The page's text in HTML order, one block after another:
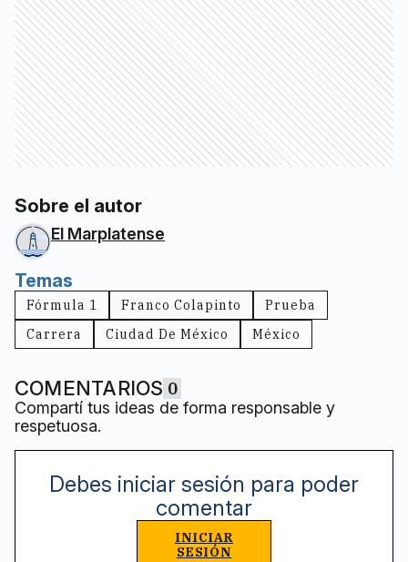
Sobre el autor
El Marplatense
Temas
Fórmula 1 Franco Colapinto
Prueba
Carrera
Ciudad De México México
COMENTARIOS 0
Compartí tus ideas de forma responsable y
respetuosa.
Debes iniciar sesión para poder
comentar
INICIAR
SESIÓN